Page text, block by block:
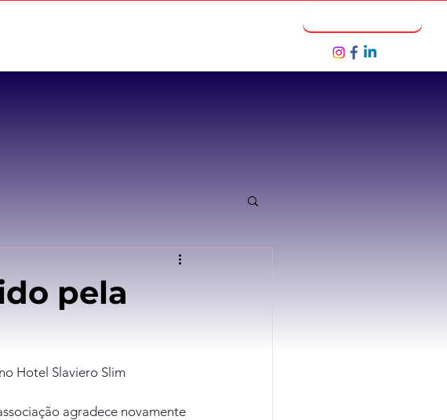
pela
Hotel Slaviero Slim
agradece novamente